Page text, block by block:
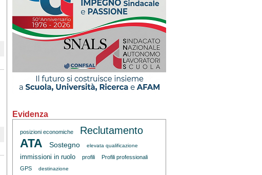
Evidenza
posizioni economiche Reclutamento
ATA Sostegno elevata qualificazione
immissioni in ruolo profili
Profili professionali
GPS
destinazione